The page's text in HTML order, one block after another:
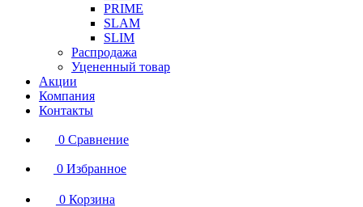
PRIME
SLAM
SLIM
Распродажа
Уцененный товар
Акции
Компания
Контакты
0 Сравнение
0 Избранное
0 Корзина